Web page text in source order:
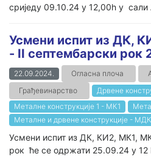
сриједу 09.10.24 у 12,00h у
Усмени испит из ДК,
- II септембарски рок
22.09.2024. Огласна плоча
Грађевинарство
Дрвене
Металне конструкције 1 - МК1
Металне и дрвене конструкције - МДК
Усмени испит из ДК, КИ2, МК1,
рок ће се одржати 25.09.24 у 12